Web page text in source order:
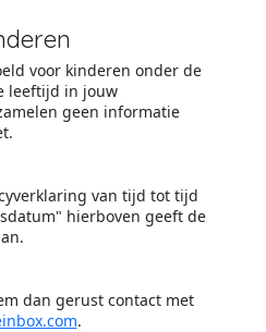
voor kinderen onder de
leeftijd in jouw
geen informatie
van tijd tot tijd
hierboven geeft de
dan gerust contact met
.